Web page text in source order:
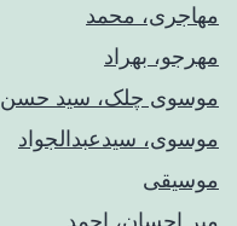
مهاجری، محمد
مهرجو، بهراد
موسوی چلک، سید حسن
موسوی، سیدعبدالجواد
موسیقی
میر احسان، احمد